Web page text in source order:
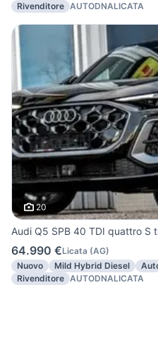
Rivenditore AUTODNALICATA
20
Audi Q5 SPB 40 TDI quattro S
64.990 €Licata (AG)
Nuovo
Mild Hybrid Diesel
Rivenditore AUTODNALICATA